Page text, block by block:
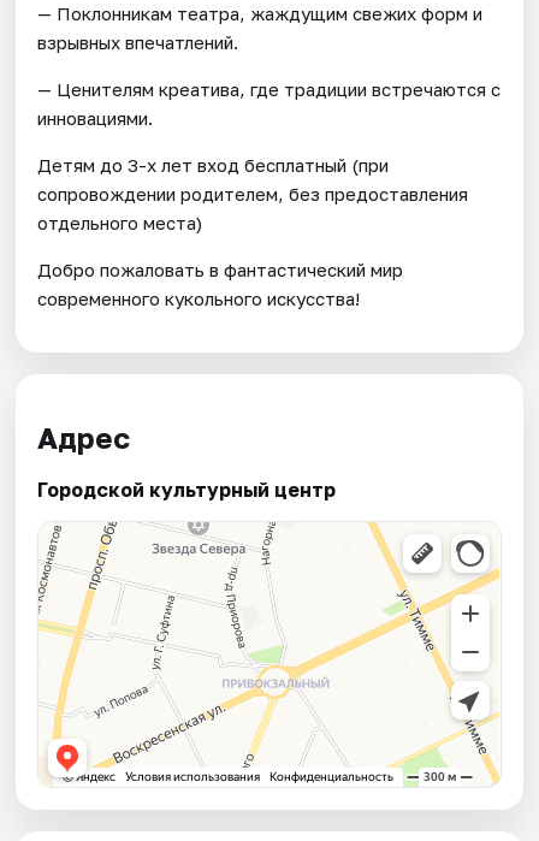
— Поклонникам театра, жаждущим свежих форм и
взрывных впечатлений.
— Ценителям креатива, где традиции встречаются с
инновациями.
Детям до 3-х лет вход бесплатный (при
сопровождении родителем, без предоставления
отдельного места)
Добро пожаловать в фантастический мир
современного кукольного искусства!
Адрес
Городской культурный центр